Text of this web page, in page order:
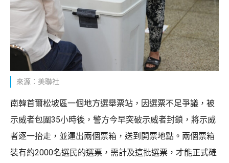
來源：美聯社
南韓首爾松坡區一個地方選舉票站，因選票不足爭議，被
示威者包圍35小時後，警方今早突破示威者封鎖，將示威
者逐一抬走，並運出兩個票箱，送到開票地點。兩個票箱
裝有約2000名選民的選票，需計及這批選票，才能正式確